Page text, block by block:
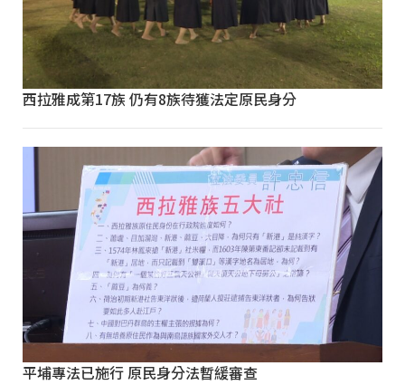
西拉雅成第17族 仍有8族待獲法定原民身分
平埔專法已施行 原民身分法暫緩審查